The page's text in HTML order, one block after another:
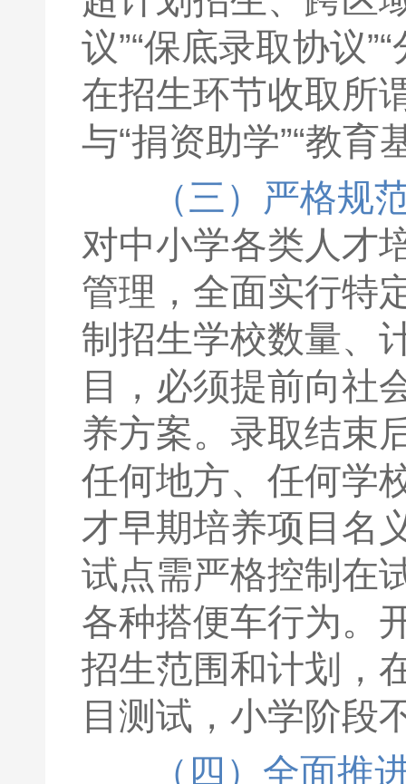
议”“保底录取协议
在招生环节收取所
与“捐资助学”“教育
（三）严格规
对中小学各类人才
管理，全面实行特
制招生学校数量、
目，必须提前向社
养方案。录取结束
任何地方、任何学
才早期培养项目名
试点需严格控制在
各种搭便车行为。
招生范围和计划，
目测试，小学阶段
（四）全面推